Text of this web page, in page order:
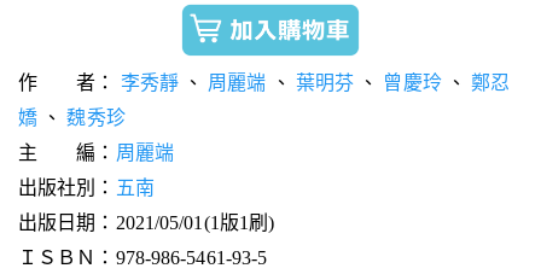
作 者： 李秀靜、 周麗端 、 葉明芬 、 曾慶玲、鄭忍
嬌 、魏秀珍
主 編： 周麗端
出版社別： 五南
出版日期：2021/05/01(1版1刷)
ＩＳＢＮ：978-986-5461-93-5